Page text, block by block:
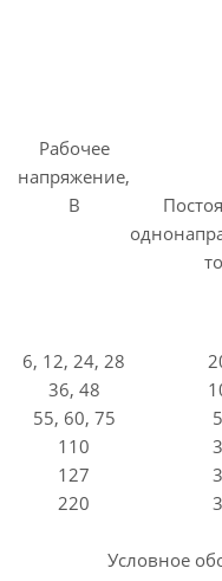
Рабочее
напряжение,
В
6, 12, 24, 28
36, 48
55, 60, 75
5
110
3
127
3
220
3
Условное